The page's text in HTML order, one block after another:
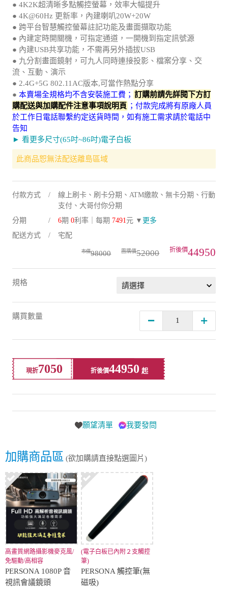
● 4K2K超清晰多點觸控螢幕，效率大幅提升
● 4K@60Hz 更新率，內建喇叭20W+20W
● 跨平台智慧觸控螢幕註記功能及畫面擷取功能
● 內建定時開關機，可指定通道，一開機到指定訊號源
● 內建USB共享功能，不需再另外插拔USB
● 九分割畫面鏡射，可九人同時連接投影、檔案分享、交
流、互動、演示
● 2.4G+5G 802.11AC版本,可當作熱點分享
● 本賣場全規格均不含安裝施工費； 訂購前請先詳閱下方訂
購配送與加購配件注意事項說明頁 ；付款完成將有原廠人員
於工作日電話聯繫約定送貨時間，如有施工需求請於電話中
告知
► 看更多尺寸(65吋~86吋)電子白板
此商品恕無法配送離島區域
付款方式
線上刷卡、刷卡分期、ATM繳款、無卡分期、行動
支付、大哥付你分期
分期
6期 0利率｜每期 7491元 ▼ 更多
配送方式
宅配
98000 52000 44950
規格
購買數量
現折7050 折後價44950
願望清單 我要發問
加購商品區 (欲加購請直接點選圖片)
高畫質網路攝影機麥克風/
免驅動/高相容
PERSONA 1080P 音
視訊會議鏡頭
(電子白板已內附２支觸控
筆)
PERSONA 觸控筆(無
磁吸)